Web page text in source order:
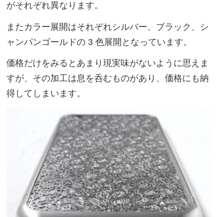
がそれぞれ異なります。
またカラー展開はそれぞれシルバー、ブラック、シ
ャンパンゴールドの 3 色展開となっています。
価格だけをみるとあまり現実味がないように思えま
すが、その加工は息を呑むものがあり、価格にも納
得してしまいます。